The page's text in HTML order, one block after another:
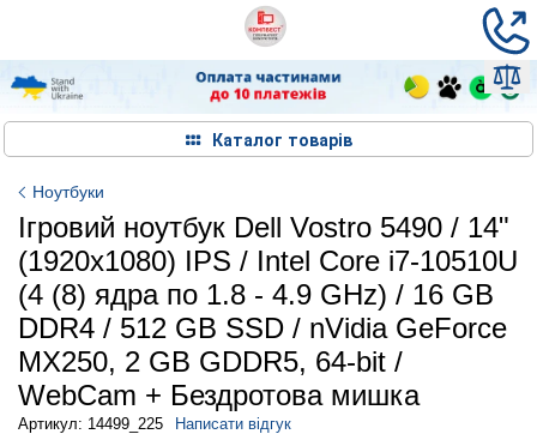
Каталог товарів
Ноутбуки
Ігровий ноутбук Dell Vostro 5490 / 14"
(1920x1080) IPS / Intel Core i7-10510U
(4 (8) ядра по 1.8 - 4.9 GHz) / 16 GB
DDR4 / 512 GB SSD / nVidia GeForce
MX250, 2 GB GDDR5, 64-bit /
WebCam + Бездротова мишка
Артикул: 14499_225 Написати відгук